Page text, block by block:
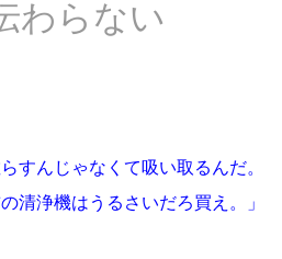
わらない
すんじゃなくて吸い取るんだ。
清浄機はうるさいだろ買え。」